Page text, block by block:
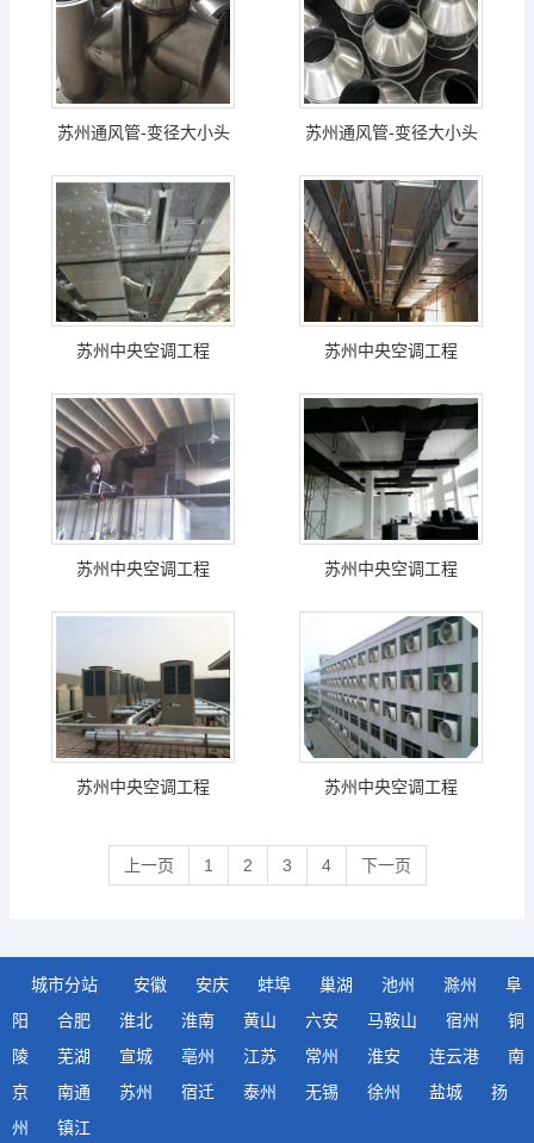
苏州通风管-变径大小头 苏州通风管-变径大小头
苏州中央空调工程 苏州中央空调工程
苏州中央空调工程 苏州中央空调工程
苏州中央空调工程 苏州中央空调工程
上一页 1 2 3 4 下一页
城市分站 安徽 安庆 蚌埠 巢湖 池州 滁州
阜
阳
合肥 淮北 淮南 黄山 六安 马鞍山 宿州
铜
陵
芜湖 宣城 亳州 江苏 常州 淮安 连云港
南
京
南通 苏州 宿迁 泰州 无锡 徐州 盐城
扬
州
镇江